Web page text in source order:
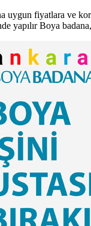
uygun fiyatlara ve
yapılır Boya